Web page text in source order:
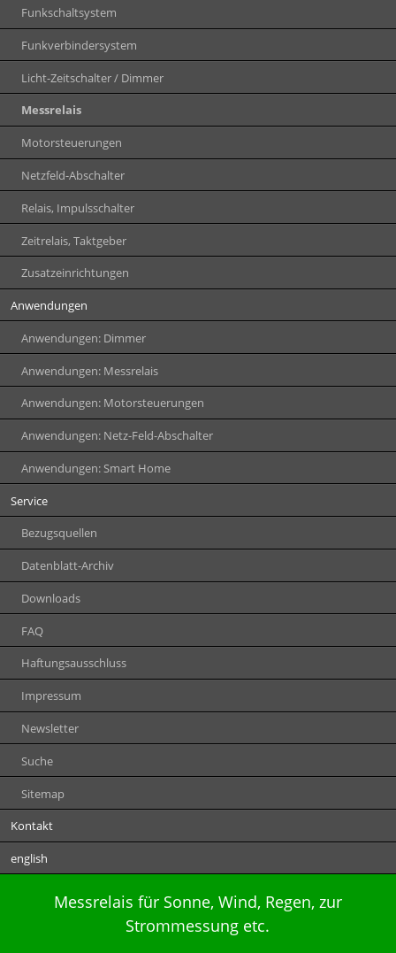
Funkschaltsystem
Funkverbindersystem
Licht-Zeitschalter / Dimmer
Messrelais
Motorsteuerungen
Netzfeld-Abschalter
Relais, Impulsschalter
Zeitrelais, Taktgeber
Zusatzeinrichtungen
Anwendungen
Anwendungen: Dimmer
Anwendungen: Messrelais
Anwendungen: Motorsteuerungen
Anwendungen: Netz-Feld-Abschalter
Anwendungen: Smart Home
Service
Bezugsquellen
Datenblatt-Archiv
Downloads
FAQ
Haftungsausschluss
Impressum
Newsletter
Suche
Sitemap
Kontakt
english
Messrelais für Sonne, Wind, Regen, zur
Strommessung etc.